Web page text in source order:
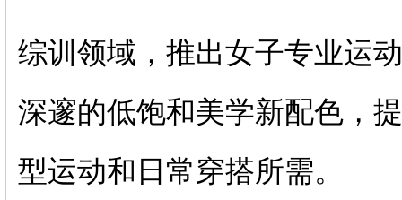
综训领域，推出女子专业运
深邃的低饱和美学新配色，
型运动和日常穿搭所需。